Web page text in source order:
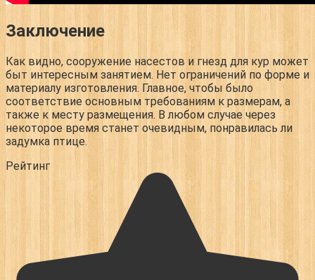
Заключение
Как видно, сооружение насестов и гнезд для кур может
быт интересным занятием. Нет ограничений по форме и
материалу изготовления. Главное, чтобы было
соответствие основным требованиям к размерам, а
также к месту размещения. В любом случае через
некоторое время станет очевидным, понравилась ли
задумка птице.
Рейтинг